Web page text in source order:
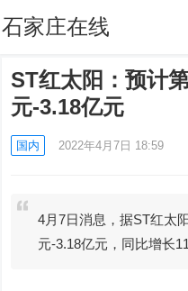
石家庄在线
ST红太阳：预计
元-3.18亿元
国内 2022年4月7日 18:59
4月7日消息，据ST红太
元-3.18亿元，同比增长